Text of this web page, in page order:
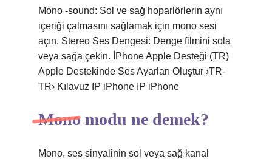
Mono -sound: Sol ve sağ hoparlörlerin aynı
içeriği çalmasını sağlamak için mono sesi
açın. Stereo Ses Dengesi: Denge filmini sola
veya sağa çekin. İPhone Apple Desteği (TR)
Apple Destekinde Ses Ayarları Oluştur ›TR-
TR› Kılavuz IP iPhone IP iPhone
Mono modu ne demek?
Mono, ses sinyalinin sol veya sağ kanal